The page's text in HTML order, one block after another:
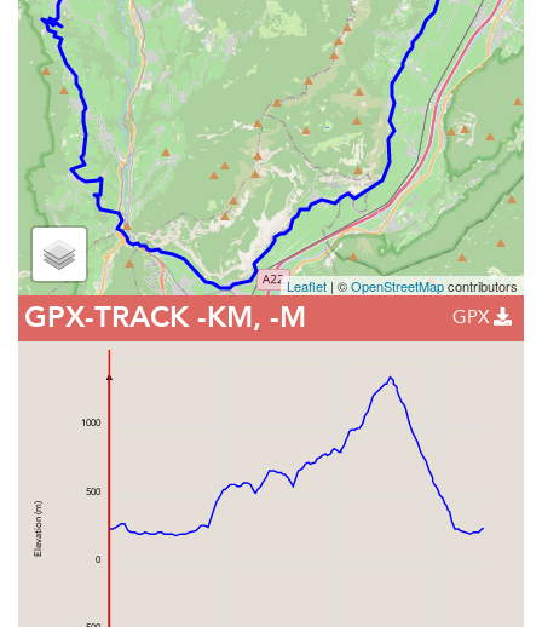
Leaflet | ©OpenStreetMapcontributors
GPX-TRACK-KM, -M GPX
0
500
1000
Elevation (m)